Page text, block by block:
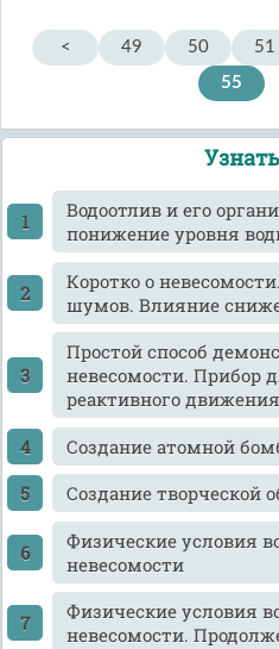
< 49 50 51
55
Водоотлив и его
понижение уровня
Коротко о
шумов. Влияние
Простой способ
невесомости. Прибор
реактивного движения
Создание атомной
Создание творческой
Физические условия
невесомости
Физические условия
невесомости.